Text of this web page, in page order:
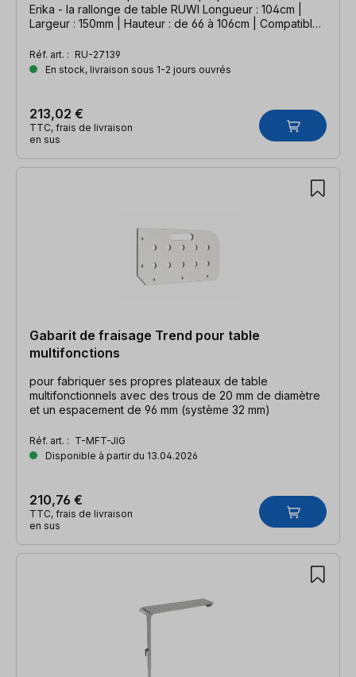
Erika - la rallonge de table RUWI Longueur : 104cm |
Largeur : 150mm | Hauteur : de 66 à 106cm | Compatible
Réf. art. : RU-27139
En stock, livraison sous 1-2 jours ouvrés
213,02 €
TTC, frais de livraison
en sus
Gabarit de fraisage Trend pour table
multifonctions
pour fabriquer ses propres plateaux de table
multifonctionnels avec des trous de 20 mm de diamètre
et un espacement de 96 mm (système 32 mm)
Réf. art. : T-MFT-JIG
Disponible à partir du 13.04.2026
210,76 €
TTC, frais de livraison
en sus